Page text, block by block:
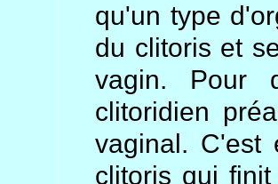
qu'un type
du clitoris et
vagin. Pour
clitoridien
vaginal. C'est
clitoris qui